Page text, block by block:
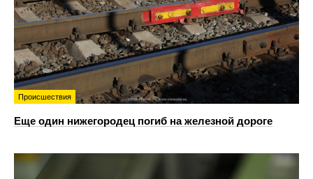
Происшествия
Еще один нижегородец погиб на железной дороге